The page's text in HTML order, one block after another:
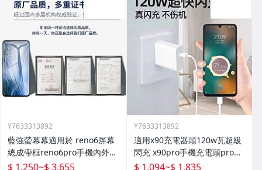
Y7633313892
藍強螢幕幕適用於 reno6屏幕
總成帶框reno6pro手機內外顯
示屏拆機原廠更換液晶玻璃維
$ 1,250~$ 3,655
Y7633313892
適用x90充電器頭120w瓦超級
閃充 x90pro手機充電頭pro快
充插頭mcarney數據線80w套
$ 1,094~$ 1,835